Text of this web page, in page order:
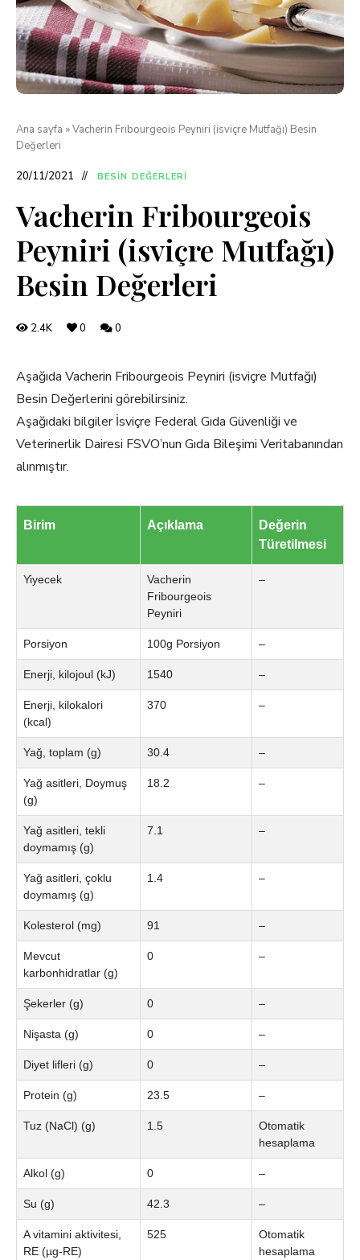
Ana sayfa »Vacherin Fribourgeois Peyniri (isviçre Mutfağı) Besin
Değerleri
20/11/2021 BESIN DEĞERLERI
Vacherin Fribourgeois
Peyniri (isviçre Mutfağı)
Besin Değerleri
2.4K 0 0
Aşağıda Vacherin Fribourgeois Peyniri (isviçre Mutfağı)
Besin Değerlerini görebilirsiniz.
Aşağıdaki bilgiler İsviçre Federal Gıda Güvenliği ve
Veterinerlik Dairesi FSVO’nun Gıda Bileşimi Veritabanından
alınmıştır.
Birim Açıklama
Değerin
Türetilmesi
Yiyecek
Vacherin
Fribourgeois
Peyniri
–
Porsiyon 100g Porsiyon –
Enerji, kilojoul (kJ) 1540 –
Enerji, kilokalori
(kcal)
370 –
Yağ, toplam (g) 30.4 –
Yağ asitleri, Doymuş
(g)
18.2 –
Yağ asitleri, tekli
doymamış (g)
7.1 –
Yağ asitleri, çoklu
doymamış (g)
1.4 –
Kolesterol (mg) 91 –
Mevcut
karbonhidratlar (g)
0 –
Şekerler (g) 0 –
Nişasta (g) 0 –
Diyet lifleri (g) 0 –
Protein (g) 23.5 –
Tuz (NaCl) (g) 1.5
Otomatik
hesaplama
Alkol (g) 0 –
Su (g) 42.3 –
A vitamini aktivitesi,
RE (µg-RE)
525
Otomatik
hesaplama